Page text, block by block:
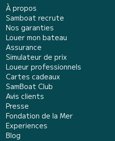
À propos
Samboat recrute
Nos garanties
Louer mon bateau
Assurance
Simulateur de prix
Loueur professionnels
Cartes cadeaux
SamBoat Club
Avis clients
Presse
Fondation de la Mer
Experiences
Blog